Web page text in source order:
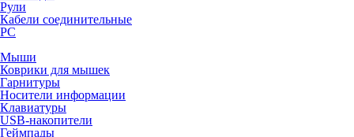
Рули
Кабели соединительные
PC
Мыши
Коврики для мышек
Гарнитуры
Носители информации
Клавиатуры
USB-накопители
Геймпады